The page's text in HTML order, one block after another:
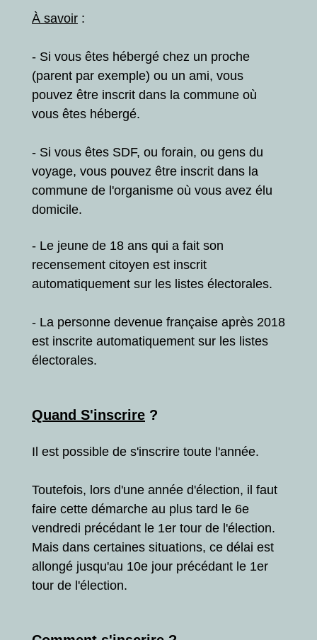
À savoir :
- Si vous êtes hébergé chez un proche
(parent par exemple) ou un ami, vous
pouvez être inscrit dans la commune où
vous êtes hébergé.
- Si vous êtes SDF, ou forain, ou gens du
voyage, vous pouvez être inscrit dans la
commune de l'organisme où vous avez élu
domicile.
- Le jeune de 18 ans qui a fait son
recensement citoyen est inscrit
automatiquement sur les listes électorales.
- La personne devenue française après 2018
est inscrite automatiquement sur les listes
électorales.
Quand S'inscrire ?
Il est possible de s'inscrire toute l'année.
Toutefois, lors d'une année d'élection, il faut
faire cette démarche au plus tard le 6e
vendredi précédant le 1er tour de l'élection.
Mais dans certaines situations, ce délai est
allongé jusqu'au 10e jour précédant le 1er
tour de l'élection.